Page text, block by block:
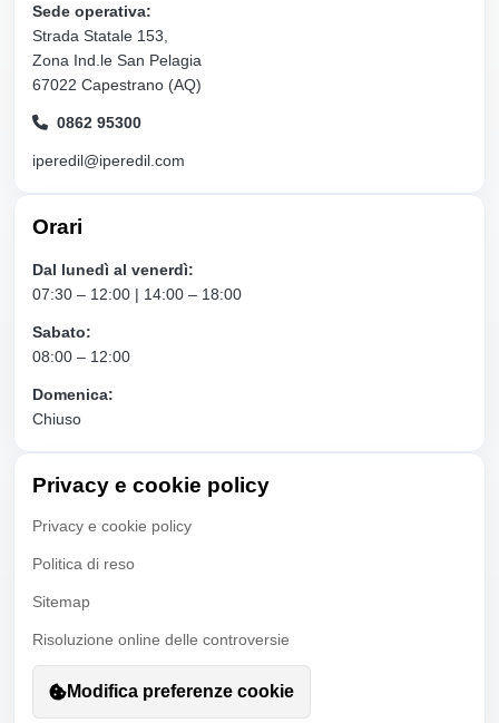
Sede operativa:
Strada Statale 153,
Zona Ind.le San Pelagia
67022 Capestrano (AQ)
0862 95300
iperedil@iperedil.com
Orari
Dal lunedì al venerdì:
07:30 – 12:00 | 14:00 – 18:00
Sabato:
08:00 – 12:00
Domenica:
Chiuso
Privacy e cookie policy
Privacy e cookie policy
Politica di reso
Sitemap
Risoluzione online delle controversie
Modifica preferenze cookie